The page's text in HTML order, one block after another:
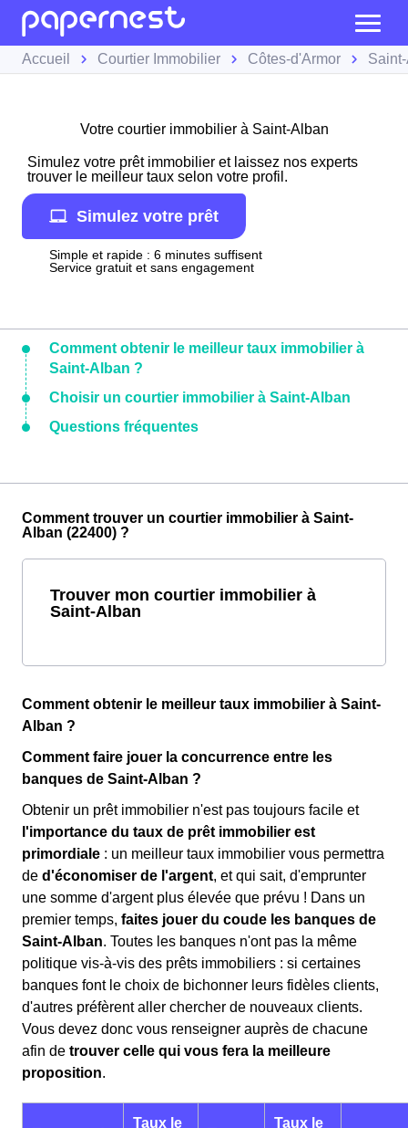
Accueil Courtier Immobilier Côtes-d'Armor
Votre courtier immobilier à Saint-Alban
Simulez votre prêt immobilier et laissez nos experts
trouver le meilleur taux selon votre profil.
Simulez votre prêt
Simple et rapide : 6 minutes suffisent
Service gratuit et sans engagement
Comment obtenir le meilleur taux immobilier à
Saint-Alban ?
Choisir un courtier immobilier à Saint-Alban
Questions fréquentes
Comment trouver un courtier immobilier à Saint-
Alban (22400) ?
Trouver mon courtier immobilier à
Saint-Alban
Comment obtenir le meilleur taux immobilier à Saint-
Alban ?
Comment faire jouer la concurrence entre les
banques de Saint-Alban ?
Obtenir un prêt immobilier n'est pas toujours facile et
l'importance du taux de prêt immobilier est
primordiale : un meilleur taux immobilier vous permettra
de d'économiser de l'argent, et qui sait, d'emprunter
une somme d'argent plus élevée que prévu ! Dans un
premier temps, faites jouer du coude les banques de
Saint-Alban. Toutes les banques n'ont pas la même
politique vis-à-vis des prêts immobiliers : si certaines
banques font le choix de bichonner leurs fidèles clients,
d'autres préfèrent aller chercher de nouveaux clients.
Vous devez donc vous renseigner auprès de chacune
afin de trouver celle qui vous fera la meilleure
proposition.
Taux le
Taux le